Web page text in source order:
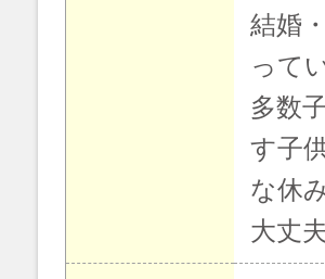
結婚
って
多数
す子
な休
大丈夫